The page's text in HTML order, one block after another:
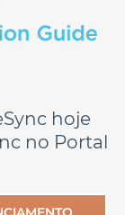
hoje
no Portal